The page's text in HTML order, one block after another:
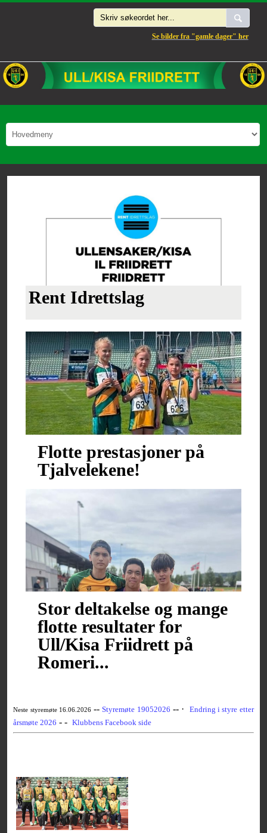
Se bilder fra "gamle dager" her
Rent Idrettslag
Flotte prestasjoner på
Tjalvelekene!
Stor deltakelse og mange
flotte resultater for
Ull/Kisa Friidrett på
Romeri...
Neste styremøte 16.06.2026--Styremøte 19052026 -- ·
Endring i styre etter
årsmøte 2026 - -Klubbens Facebook side